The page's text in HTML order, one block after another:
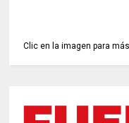
Clic en la imagen para